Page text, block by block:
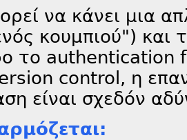
να κάνει μια
κουμπιού") και
το authentication
control, η
είναι σχεδόν